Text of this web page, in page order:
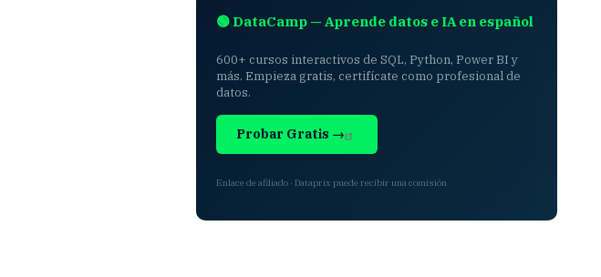
🟢 DataCamp — Aprende datos e IA en español
600+ cursos interactivos de SQL, Python, Power BI y
más. Empieza gratis, certifícate como profesional de
datos.
Probar Gratis →
Enlace de afiliado · Dataprix puede recibir una comisión